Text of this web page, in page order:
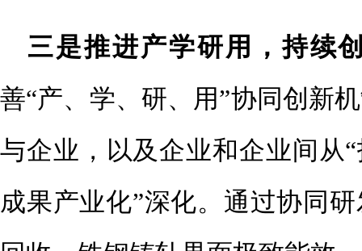
三是推进产学研用，持续
善“产、学、研、用”协同创新
与企业，以及企业和企业间从
成果产业化”深化。通过协同